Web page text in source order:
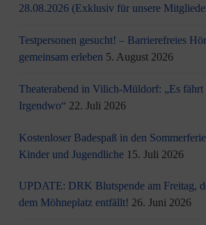
28.08.2026 (Exklusiv für unsere
Testpersonen gesucht! – Barrierefreies
gemeinsam erleben 5. August 2026
Theaterabend in Vilich-Müldorf: „Es fährt
Irgendwo“ 22. Juli 2026
Kostenloser Badespaß in den
Kinder und Jugendliche 15. Juli 2026
UPDATE: DRK Blutspende am Freitag,
dem Möhneplatz entfällt! 26. Juni 2026